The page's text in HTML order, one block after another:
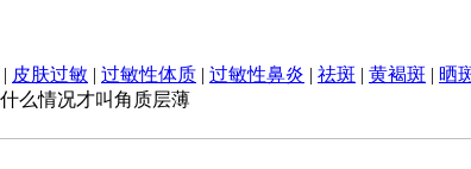
| 皮肤过敏 | 过敏性体质 | 过敏性鼻炎 | 祛斑 | 黄褐斑 | 晒
什么情况才叫角质层薄